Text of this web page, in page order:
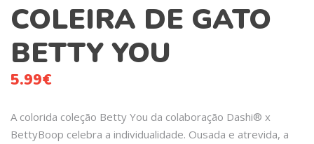
COLEIRA DE GATO
BETTY YOU
5.99€
A colorida coleção Betty You da colaboração Dashi® x
BettyBoop celebra a individualidade. Ousada e atrevida, a